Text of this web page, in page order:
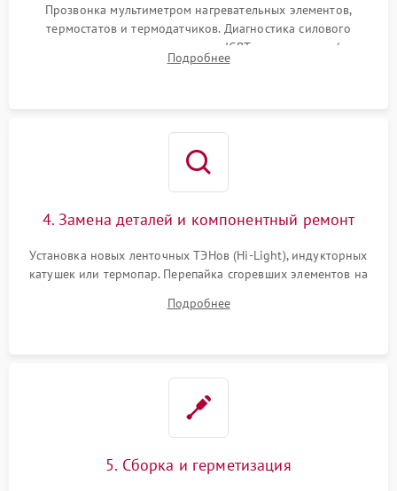
Прозвонка мультиметром нагревательных элементов,
термостатов и термодатчиков. Диагностика силового
модуля, реле, диодных мостов и IGBT-транзисторов (для
индукции). Проверка кранов и газ-контроля (для газовых
Подробнее
4. Замена деталей и компонентный ремонт
Установка новых ленточных ТЭНов (Hi-Light), индукторных
катушек или термопар. Перепайка сгоревших элементов на
дорожек. Очистка контактов и замена поврежденной
Подробнее
5. Сборка и герметизация